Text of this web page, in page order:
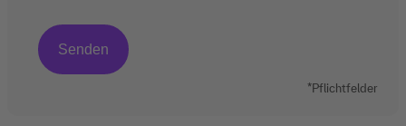
*Pflichtfelder